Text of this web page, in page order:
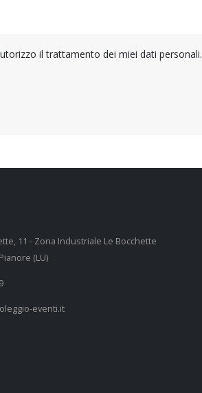
il trattamento dei miei dati personali.
11 - Zona Industriale Le Bocchette
(LU)
eventi.it